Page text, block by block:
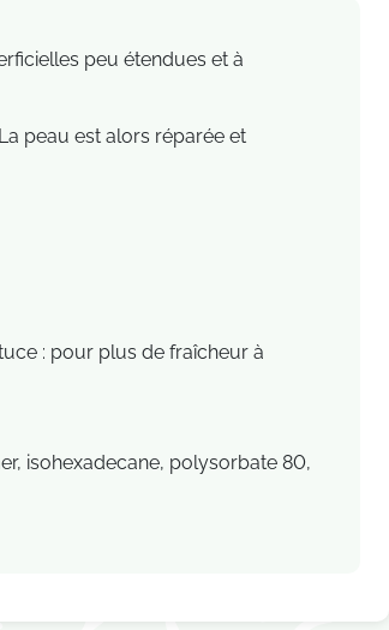
peu étendues et à
peau est alors réparée et
: pour plus de fraîcheur à
isohexadecane, polysorbate 80,